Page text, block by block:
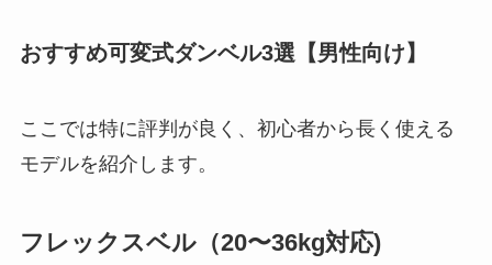
おすすめ可変式ダンベル3選【男性向け】
ここでは特に評判が良く、初心者から長く使える
モデルを紹介します。
フレックスベル（20〜36kg対応)